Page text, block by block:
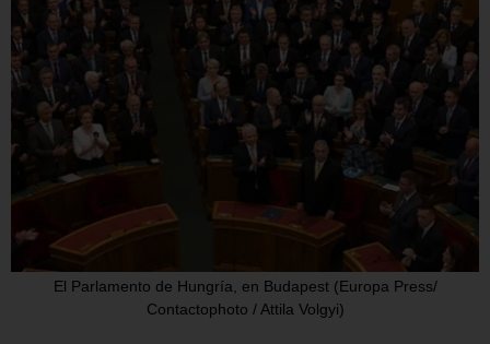
El Parlamento de Hungría, en Budapest (Europa Press/
Contactophoto / Attila Volgyi)